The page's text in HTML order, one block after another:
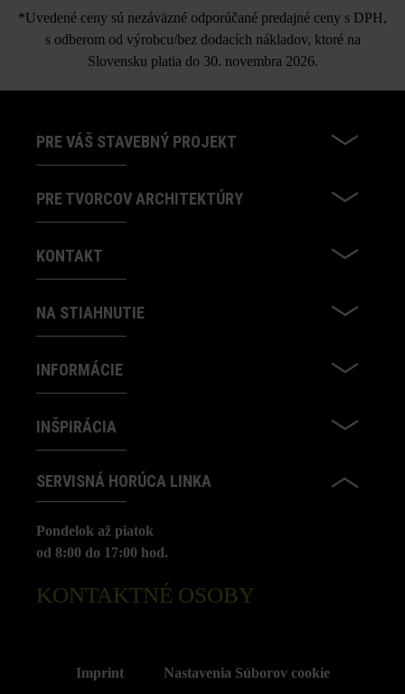
*Uvedené ceny sú nezáväzné odporúčané predajné ceny s DPH,
s odberom od výrobcu/bez dodacích nákladov, ktoré na
Slovensku platia do 30. novembra 2026.
PRE VÁŠ STAVEBNÝ PROJEKT
PRE TVORCOV ARCHITEKTÚRY
KONTAKT
NA STIAHNUTIE
INFORMÁCIE
INŠPIRÁCIA
SERVISNÁ HORÚCA LINKA
Pondelok až piatok
od 8:00 do 17:00 hod.
KONTAKTNÉ OSOBY
Imprint Nastavenia Súborov cookie